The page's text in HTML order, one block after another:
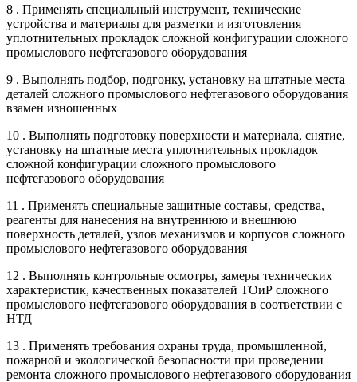
8 . Применять специальный инструмент, технические
устройства и материалы для разметки и изготовления
уплотнительных прокладок сложной конфигурации сложного
промыслового нефтегазового оборудования
9 . Выполнять подбор, подгонку, установку на штатные места
деталей сложного промыслового нефтегазового оборудования
взамен изношенных
10 . Выполнять подготовку поверхности и материала, снятие,
установку на штатные места уплотнительных прокладок
сложной конфигурации сложного промыслового
нефтегазового оборудования
11 . Применять специальные защитные составы, средства,
реагенты для нанесения на внутреннюю и внешнюю
поверхность деталей, узлов механизмов и корпусов сложного
промыслового нефтегазового оборудования
12 . Выполнять контрольные осмотры, замеры технических
характеристик, качественных показателей ТОиР сложного
промыслового нефтегазового оборудования в соответствии с
НТД
13 . Применять требования охраны труда, промышленной,
пожарной и экологической безопасности при проведении
ремонта сложного промыслового нефтегазового оборудования